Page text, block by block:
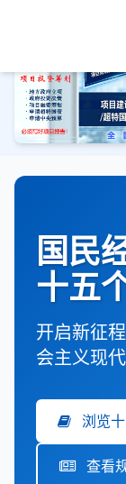
国民
十五
开启新征
会主义现
浏览
查看